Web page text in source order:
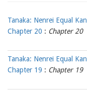
Tanaka: Nenrei Equal
Chapter 20 : Chapter 20
Tanaka: Nenrei Equal
Chapter 19 : Chapter 19